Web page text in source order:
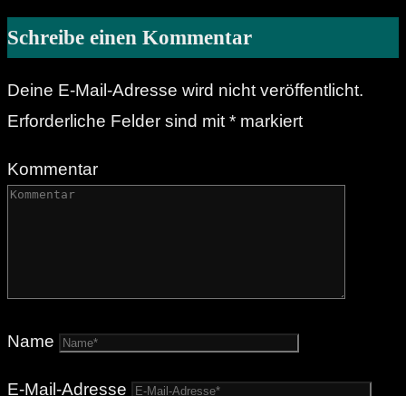
Schreibe einen Kommentar
Deine E-Mail-Adresse wird nicht veröffentlicht.
Erforderliche Felder sind mit * markiert
Kommentar
Name
E-Mail-Adresse